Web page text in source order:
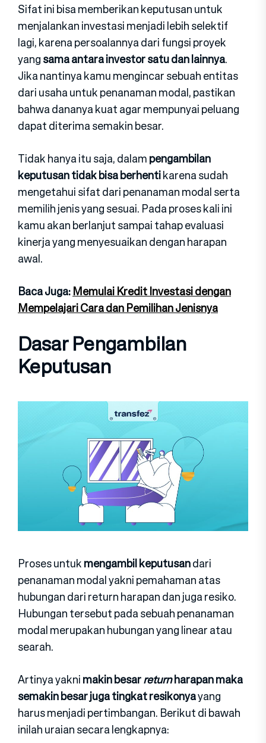
Sifat ini bisa memberikan keputusan untuk
menjalankan investasi menjadi lebih selektif
lagi, karena persoalannya dari fungsi proyek
yangsama antara investor satu dan lainnya.
Jika nantinya kamu mengincar sebuah entitas
dari usaha untuk penanaman modal, pastikan
bahwa dananya kuat agar mempunyai peluang
dapat diterima semakin besar.
Tidak hanya itu saja, dalampengambilan
keputusan tidak bisa berhentikarena sudah
mengetahui sifat dari penanaman modal serta
memilih jenis yang sesuai. Pada proses kali ini
kamu akan berlanjut sampai tahap evaluasi
kinerja yang menyesuaikan dengan harapan
awal.
Baca Juga:Memulai Kredit Investasi dengan
Mempelajari Cara dan Pemilihan Jenisnya
Dasar Pengambilan
Keputusan
Proses untukmengambil keputusandari
penanaman modal yakni pemahaman atas
hubungan dari return harapan dan juga resiko.
Hubungan tersebut pada sebuah penanaman
modal merupakan hubungan yang linear atau
searah.
Artinya yaknimakin besarreturnharapan maka
semakin besar juga tingkat resikonyayang
harus menjadi pertimbangan. Berikut di bawah
inilah uraian secara lengkapnya: